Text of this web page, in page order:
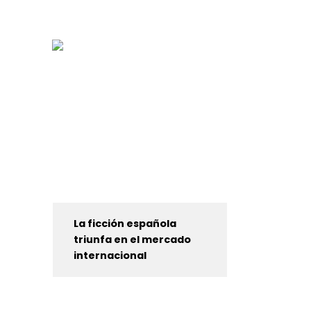
La ficción española
triunfa en el mercado
internacional